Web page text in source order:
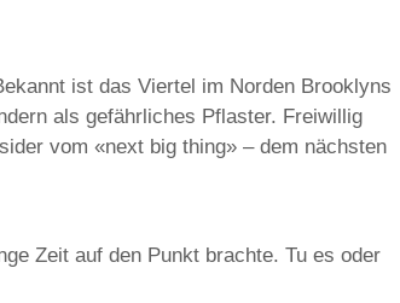
ist das Viertel im Norden Brooklyns
als gefährliches Pflaster. Freiwillig
vom «next big thing» – dem nächsten
Zeit auf den Punkt brachte. Tu es oder